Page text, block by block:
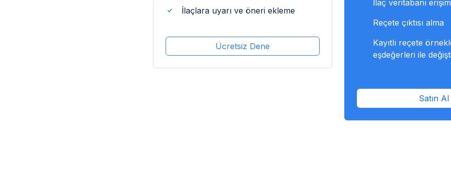
İlaçlara uyarı ve öneri ekleme
Ücretsiz Dene
İlaç veritabanı
Reçete çıktısı alma
Kayıtlı reçete
eşdeğerleri ile
Satın Al